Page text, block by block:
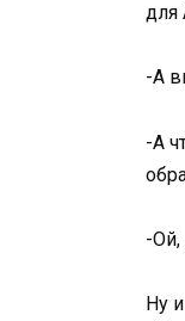
для
-А
-А
-Ой,
Ну